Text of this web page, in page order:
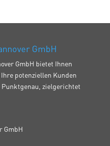
GmbH
GmbH bietet Ihnen
potenziellen Kunden
zielgerichtet
GmbH